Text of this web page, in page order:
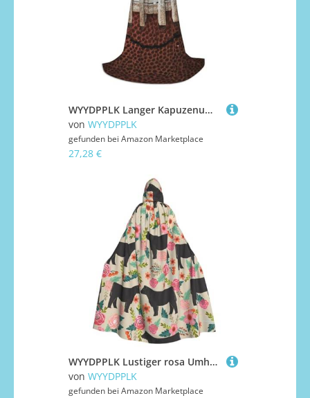
WYYDPPLK Langer Kapuzenumhang für Teenager American Football Schnürsenkel Druck Cosplay Rolle Party Halloween Kostüme
von WYYDPPLK
gefunden bei Amazon Marketplace
27,28 €
WYYDPPLK Lustiger rosa Umhang mit Kapuze für Erwachsene, Unisex, Halloween, Weihnachten, Cosplay
von WYYDPPLK
gefunden bei Amazon Marketplace